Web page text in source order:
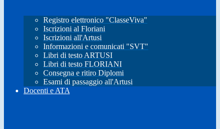
Registro elettronico "ClasseViva"
Iscrizioni al Floriani
Iscrizioni all'Artusi
Informazioni e comunicati "SVT"
Libri di testo ARTUSI
Libri di testo FLORIANI
Consegna e ritiro Diplomi
Esami di passaggio all'Artusi
Docenti e ATA